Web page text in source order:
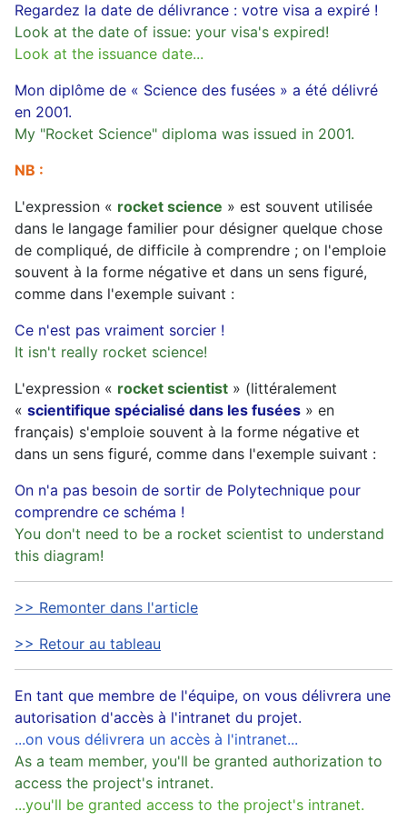
Regardez la date de délivrance : votre visa a expiré !
Look at the date of issue: your visa's expired!
Look at the issuance date...
Mon diplôme de « Science des fusées » a été délivré
en 2001.
My "Rocket Science" diploma was issued in 2001.
NB :
L'expression « rocket science » est souvent utilisée
dans le langage familier pour désigner quelque chose
de compliqué, de difficile à comprendre ; on l'emploie
souvent à la forme négative et dans un sens figuré,
comme dans l'exemple suivant :
Ce n'est pas vraiment sorcier !
It isn't really rocket science!
L'expression « rocket scientist » (littéralement
« scientifique spécialisé dans les fusées » en
français) s'emploie souvent à la forme négative et
dans un sens figuré, comme dans l'exemple suivant :
On n'a pas besoin de sortir de Polytechnique pour
comprendre ce schéma !
You don't need to be a rocket scientist to understand
this diagram!
>> Remonter dans l'article
>> Retour au tableau
En tant que membre de l'équipe, on vous délivrera une
autorisation d'accès à l'intranet du projet.
...on vous délivrera un accès à l'intranet...
As a team member, you'll be granted authorization to
access the project's intranet.
...you'll be granted access to the project's intranet.